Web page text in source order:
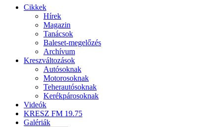
Cikkek
Hírek
Magazin
Tanácsok
Baleset-megelőzés
Archívum
Kreszváltozások
Autósoknak
Motorosoknak
Teherautósoknak
Kerékpárosoknak
Videók
KRESZ FM 19.75
Galériák